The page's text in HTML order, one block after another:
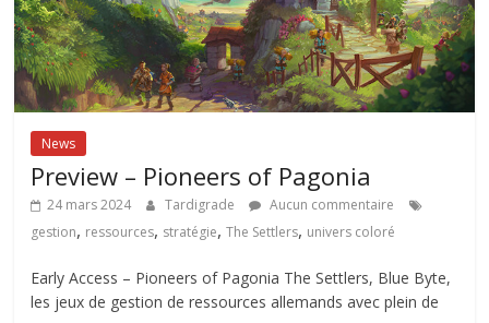
News
Preview – Pioneers of Pagonia
24 mars 2024 Tardigrade
Aucun commentaire
gestion, ressources, stratégie,The Settlers, univers coloré
Early Access – Pioneers of Pagonia The Settlers, Blue Byte,
les jeux de gestion de ressources allemands avec plein de